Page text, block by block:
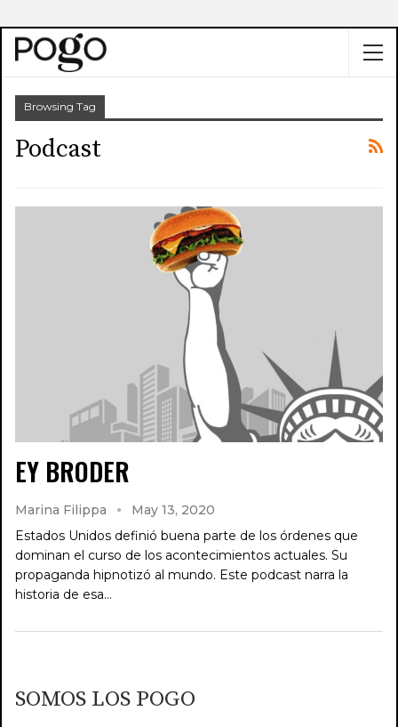
Browsing Tag
Podcast
EY BRODER
Marina Filippa
May 13, 2020
Estados Unidos definió buena parte de los órdenes que
dominan el curso de los acontecimientos actuales. Su
propaganda hipnotizó al mundo. Este podcast narra la
historia de esa…
SOMOS LOS POGO